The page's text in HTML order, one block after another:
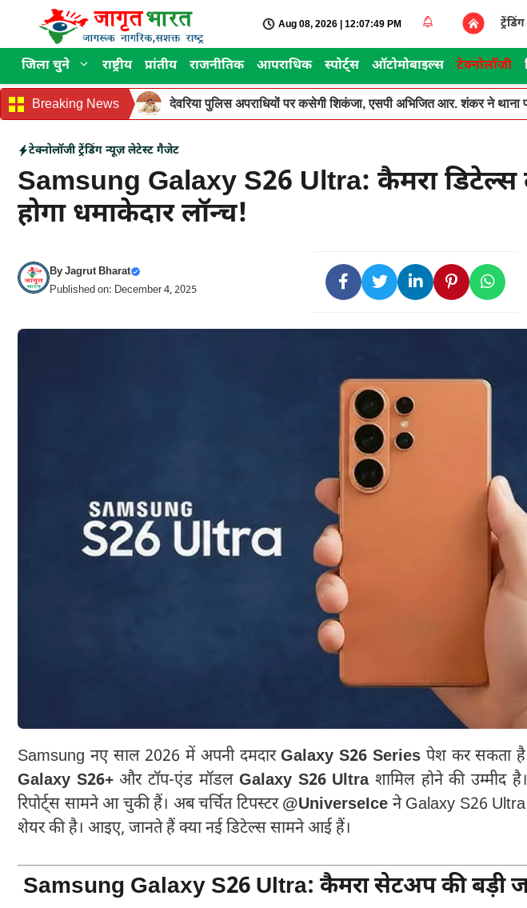
content
Aug 08, 2026 | 12:07:49 PM
जिला चुने राष्ट्रीय प्रांतीय राजनीतिक आपराधिक स्पोर्ट्स ऑटोमोबाइल्स टेक्नोलॉजी
Breaking News देवरिया पुलिस अपराधियों पर कसेगी शिकंजा, एसपी अभिजित आर. शंकर ने थाना
टेक्नोलॉजी ट्रेंडिंग न्यूज़ लेटेस्ट गैजेट
Samsung Galaxy S26 Ultra: कैमरा
होगा धमाकेदार लॉन्च!
ByJagrut Bharat
Published on: December 4, 2025
Samsung नए साल 2026 में अपनी दमदारGalaxy S26 Series पेश कर सकता
Galaxy S26+और टॉप-एंड मॉडलGalaxy S26 Ultraशामिल होने की उम्मीद
रिपोर्ट्स सामने आ चुकी हैं। अब चर्चित टिपस्टर@UniverseIce ने Galaxy S26
शेयर की है। आइए, जानते हैं क्या नई डिटेल्स सामने आई हैं।
Samsung Galaxy S26 Ultra: कैमरा सेटअप की बड़ी